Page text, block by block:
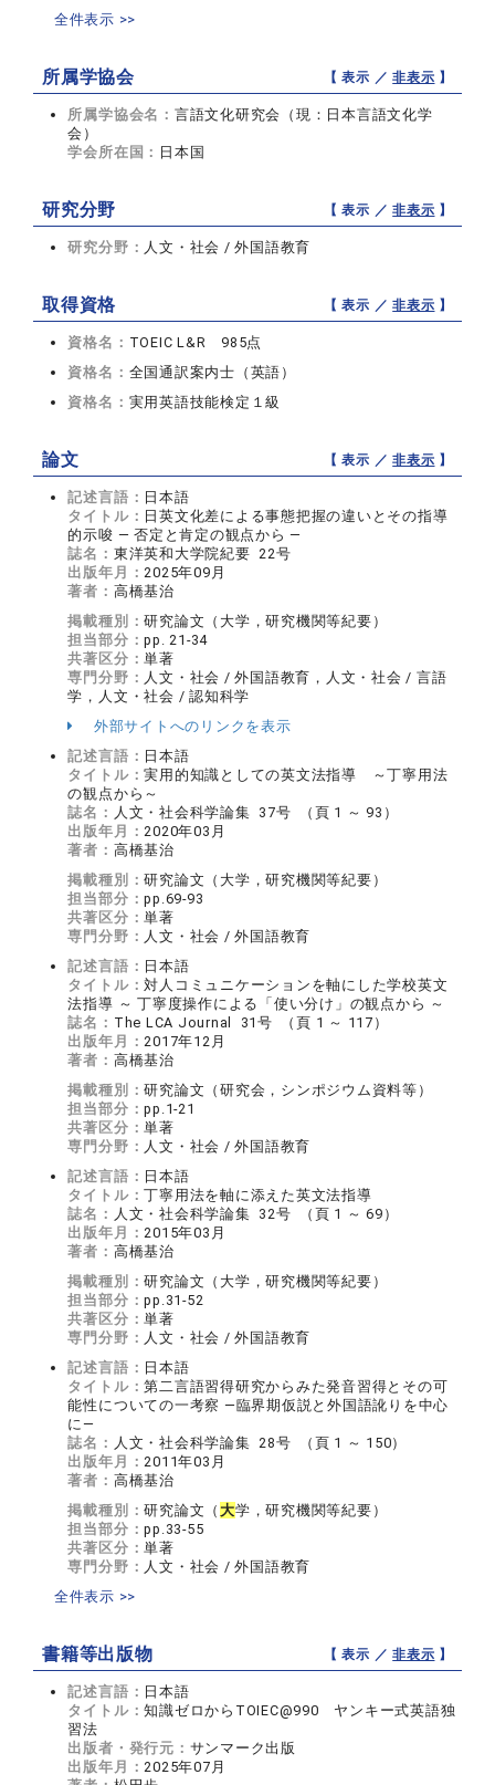
全件表示 >>
所属学協会 【 表示 ／非表示 】
所属学協会名： 言語文化研究会（現：日本言語文化学
会）
学会所在国： 日本国
研究分野 【 表示 ／非表示 】
研究分野： 人文・社会 / 外国語教育
取得資格 【 表示 ／非表示 】
資格名： TOEIC L&R 985点
資格名： 全国通訳案内士（英語）
資格名： 実用英語技能検定１級
論文 【 表示 ／非表示 】
記述言語： 日本語
タイトル： 日英文化差による事態把握の違いとその指導
的示唆 ― 否定と肯定の観点から ―
誌名： 東洋英和大学院紀要 22号
出版年月：2025年09月
著者： 高橋基治
掲載種別：研究論文（大学，研究機関等紀要）
担当部分：pp. 21-34
共著区分：単著
専門分野： 人文・社会 / 外国語教育，人文・社会 / 言語
学，人文・社会 / 認知科学
外部サイトへのリンクを表示
記述言語： 日本語
タイトル：実用的知識としての英文法指導 ～丁寧用法
の観点から～
誌名： 人文・社会科学論集 37号 （頁 1 ～ 93）
出版年月：2020年03月
著者： 高橋基治
掲載種別：研究論文（大学，研究機関等紀要）
担当部分：pp.69-93
共著区分：単著
専門分野： 人文・社会 / 外国語教育
記述言語： 日本語
タイトル：対人コミュニケーションを軸にした学校英文
法指導 ～ 丁寧度操作による「使い分け」の観点から ～
誌名： The LCA Journal 31号 （頁 1 ～ 117）
出版年月：2017年12月
著者： 高橋基治
掲載種別：研究論文（研究会，シンポジウム資料等）
担当部分：pp.1-21
共著区分：単著
専門分野： 人文・社会 / 外国語教育
記述言語： 日本語
タイトル：丁寧用法を軸に添えた英文法指導
誌名： 人文・社会科学論集 32号 （頁 1 ～ 69）
出版年月：2015年03月
著者： 高橋基治
掲載種別：研究論文（大学，研究機関等紀要）
担当部分：pp.31-52
共著区分：単著
専門分野： 人文・社会 / 外国語教育
記述言語： 日本語
タイトル：第二言語習得研究からみた発音習得とその可
能性についての一考察 ―臨界期仮説と外国語訛りを中心
に―
誌名： 人文・社会科学論集 28号 （頁 1 ～ 150）
出版年月：2011年03月
著者： 高橋基治
掲載種別：研究論文（大学，研究機関等紀要）
担当部分：pp.33-55
共著区分：単著
専門分野： 人文・社会 / 外国語教育
全件表示 >>
書籍等出版物 【 表示 ／非表示 】
記述言語： 日本語
タイトル：知識ゼロからTOIEC@990 ヤンキー式英語独
習法
出版者・発行元： サンマーク出版
出版年月：2025年07月